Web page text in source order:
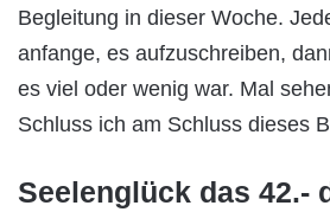
Begleitung in dieser Woche.
anfange, es aufzuschreiben,
es viel oder wenig war. Mal
Schluss ich am Schluss dieses
Seelenglück das 42.-